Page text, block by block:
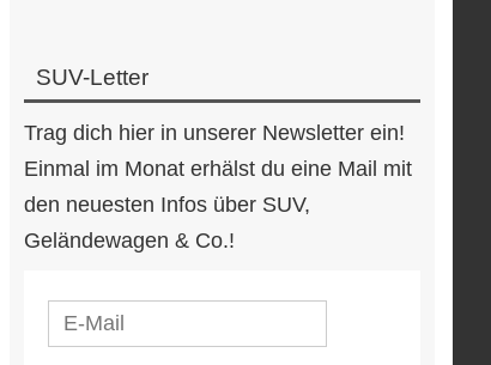
SUV-Letter
Trag dich hier in unserer Newsletter ein!
Einmal im Monat erhälst du eine Mail mit
den neuesten Infos über SUV,
Geländewagen & Co.!